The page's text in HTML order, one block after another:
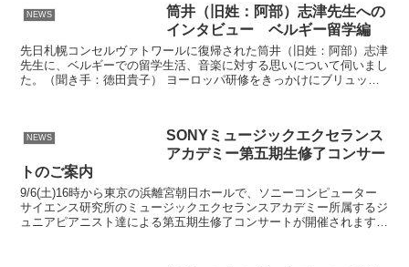
NEWS
筒井（旧姓：阿部）志津先生への
インタビュー ベルギー留学編
先日札幌コンセルヴァトワールに復帰された筒井（旧姓：阿部）志津
先生に、ベルギーでの留学生活、音楽に対する思いについて伺いまし
た。（聞き手：徳田貴子） ヨーロッパ研修をきっかけにブリュッセ
NEWS
SONYミュージックエクセランス
アカデミー第五期生修了コンサー
トのご案内
9/6(土)16時から東京の浜離宮朝日ホールで、ソニーコンピューター
サイエンス研究所のミュージックエクセランスアカデミー所属するジ
ュニアピアニスト達による第五期生修了コンサートが開催されます。